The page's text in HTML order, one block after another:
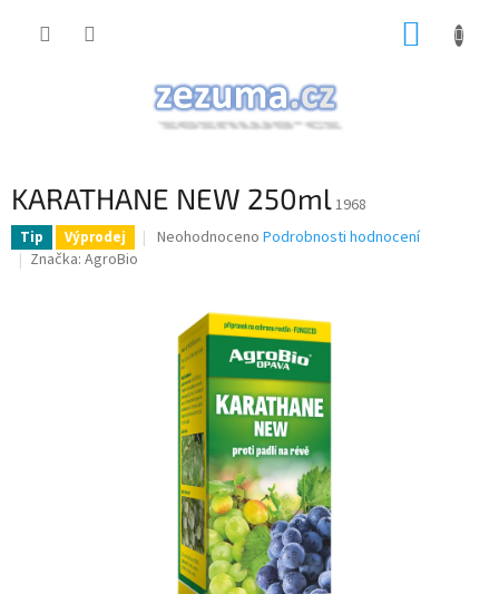
KARATHANE NEW 250ml1968
Tip Výprodej
Průměrné
hvězdiček.
Neohodnoceno Podrobnosti hodnocení
Značka: AgroBio